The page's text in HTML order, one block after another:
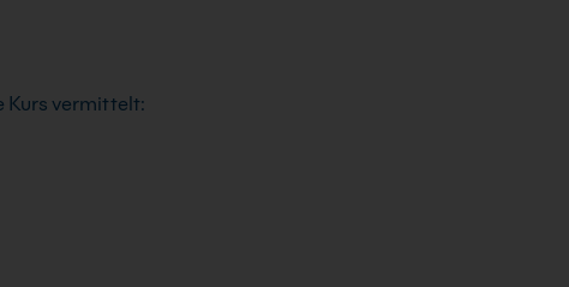
Kurs vermittelt: